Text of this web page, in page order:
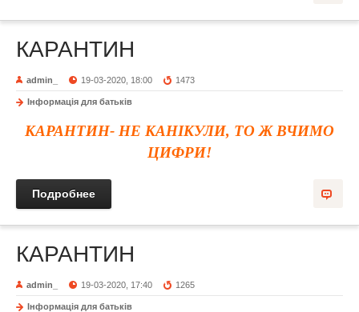
КАРАНТИН
admin_ 19-03-2020, 18:00 1473
Інформація для батьків
КАРАНТИН- НЕ КАНІКУЛИ, ТО Ж ВЧИМО
ЦИФРИ!
Подробнее
КАРАНТИН
admin_ 19-03-2020, 17:40 1265
Інформація для батьків